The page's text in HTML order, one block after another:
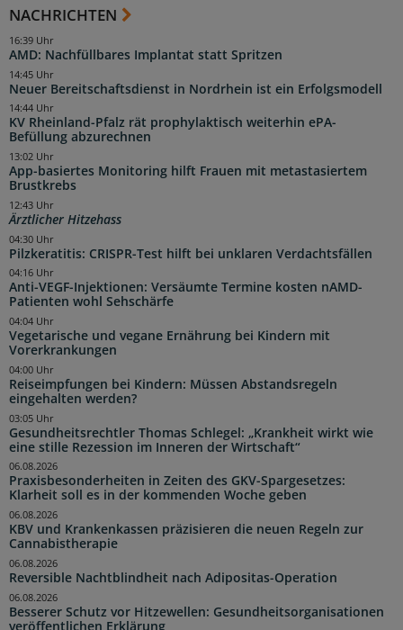
NACHRICHTEN
AMD: Nachfüllbares Implantat statt Spritzen
16:39 Uhr
Neuer Bereitschaftsdienst in Nordrhein ist ein Erfolgsmodell
14:45 Uhr
KV Rheinland-Pfalz rät prophylaktisch weiterhin ePA-
Befüllung abzurechnen
14:44 Uhr
App-basiertes Monitoring hilft Frauen mit metastasiertem
Brustkrebs
13:02 Uhr
Ärztlicher Hitzehass
12:43 Uhr
Pilzkeratitis: CRISPR-Test hilft bei unklaren Verdachtsfällen
04:30 Uhr
Anti-VEGF-Injektionen: Versäumte Termine kosten nAMD-
Patienten wohl Sehschärfe
04:16 Uhr
Vegetarische und vegane Ernährung bei Kindern mit
Vorerkrankungen
04:04 Uhr
Reiseimpfungen bei Kindern: Müssen Abstandsregeln
eingehalten werden?
04:00 Uhr
Gesundheitsrechtler Thomas Schlegel: „Krankheit wirkt wie
eine stille Rezession im Inneren der Wirtschaft“
03:05 Uhr
Praxisbesonderheiten in Zeiten des GKV-Spargesetzes:
Klarheit soll es in der kommenden Woche geben
06.08.2026
KBV und Krankenkassen präzisieren die neuen Regeln zur
Cannabistherapie
06.08.2026
Reversible Nachtblindheit nach Adipositas-Operation
06.08.2026
Besserer Schutz vor Hitzewellen: Gesundheitsorganisationen
veröffentlichen Erklärung
06.08.2026